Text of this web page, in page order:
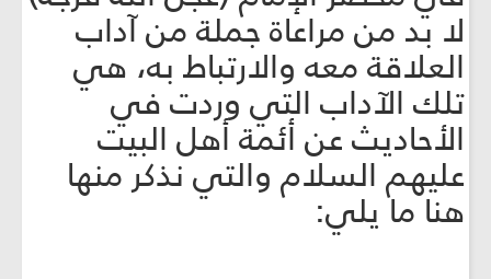
لا بد من مراعاة جملة من آداب
العلاقة معه والارتباط به، هي
تلك الآداب التي وردت في
الأحاديث عن أئمة أهل البيت
عليهم السلام والتي نذكر منها
هنا ما يلي: